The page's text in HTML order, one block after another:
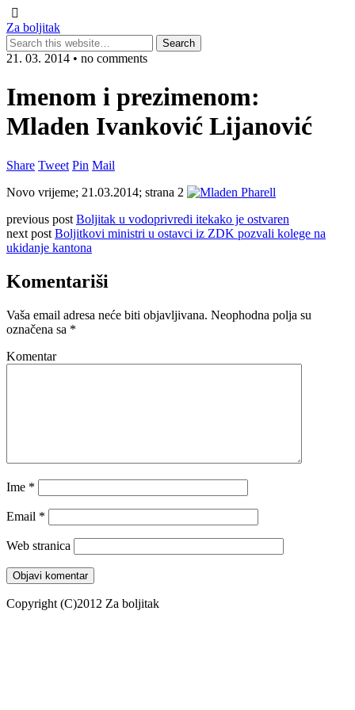
Za boljitak
21. 03. 2014 • no comments
Imenom i prezimenom:
Mladen Ivanković Lijanović
Share Tweet Pin Mail
Novo vrijeme; 21.03.2014; strana 2
previous post Boljitak u vodoprivredi itekako je ostvaren
next post Boljitkovi ministri u ostavci iz ZDK pozvali kolege na
ukidanje kantona
Komentariši
Vaša email adresa neće biti objavljivana. Neophodna polja su
označena sa *
Komentar
Ime *
Email *
Web stranica
Copyright (C)2012 Za boljitak